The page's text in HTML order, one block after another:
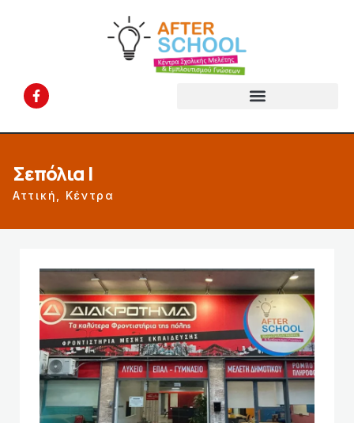
Σεπόλια I
Αττική Κέντρα